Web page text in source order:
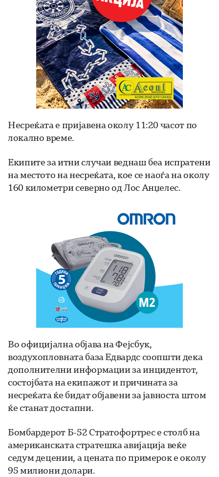
Несреќата е пријавена околу 11:20 часот по
локално време.
Екипите за итни случаи веднаш беа испратени
на местото на несреќата, кое се наоѓа на околу
160 километри северно од Лос Анџелес.
Во официјална објава на Фејсбук,
воздухопловната база Едвардс соопшти дека
дополнителни информации за инцидентот,
состојбата на екипажот и причината за
несреќата ќе бидат објавени за јавноста штом
ќе станат достапни.
Бомбардерот Б-52 Стратофортрес е столб на
американската стратешка авијација веќе
седум децении, а цената по примерок е околу
95 милиони долари.